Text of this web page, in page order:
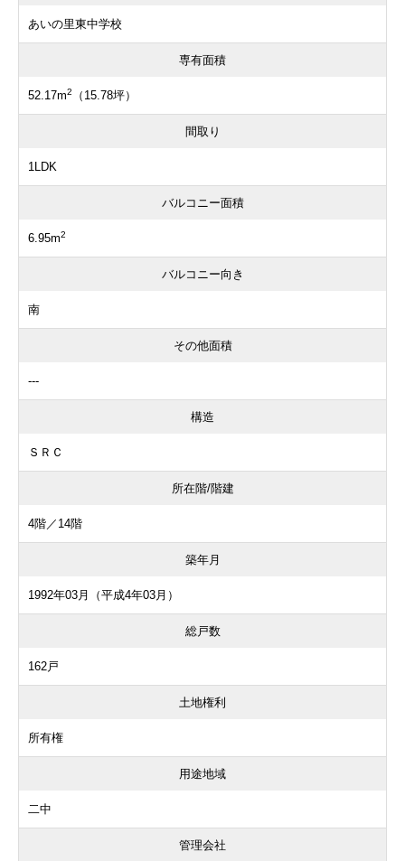
あいの里東中学校
専有面積
52.17m2 （15.78坪）
間取り
1LDK
バルコニー面積
6.95m2
バルコニー向き
南
その他面積
---
構造
ＳＲＣ
所在階/階建
4階／14階
築年月
1992年03月（平成4年03月）
総戸数
162戸
土地権利
所有権
用途地域
二中
管理会社